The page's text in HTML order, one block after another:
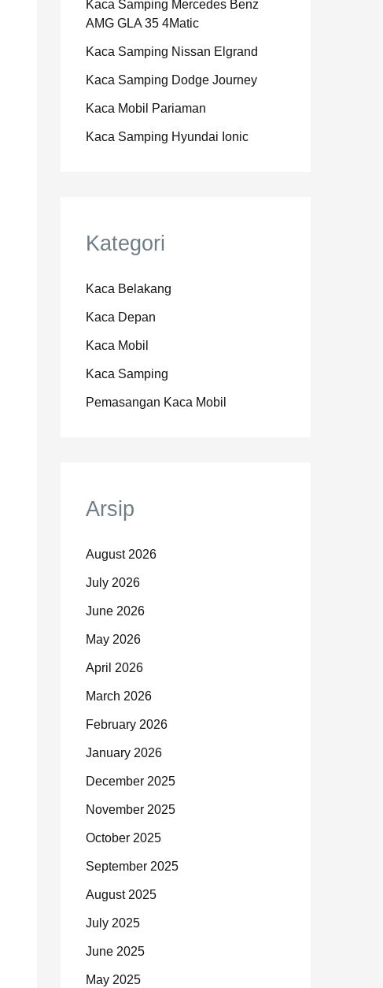
Kaca Samping Mercedes Benz
AMG GLA 35 4Matic
Kaca Samping Nissan Elgrand
Kaca Samping Dodge Journey
Kaca Mobil Pariaman
Kaca Samping Hyundai Ionic
Kategori
Kaca Belakang
Kaca Depan
Kaca Mobil
Kaca Samping
Pemasangan Kaca Mobil
Arsip
August 2026
July 2026
June 2026
May 2026
April 2026
March 2026
February 2026
January 2026
December 2025
November 2025
October 2025
September 2025
August 2025
July 2025
June 2025
May 2025